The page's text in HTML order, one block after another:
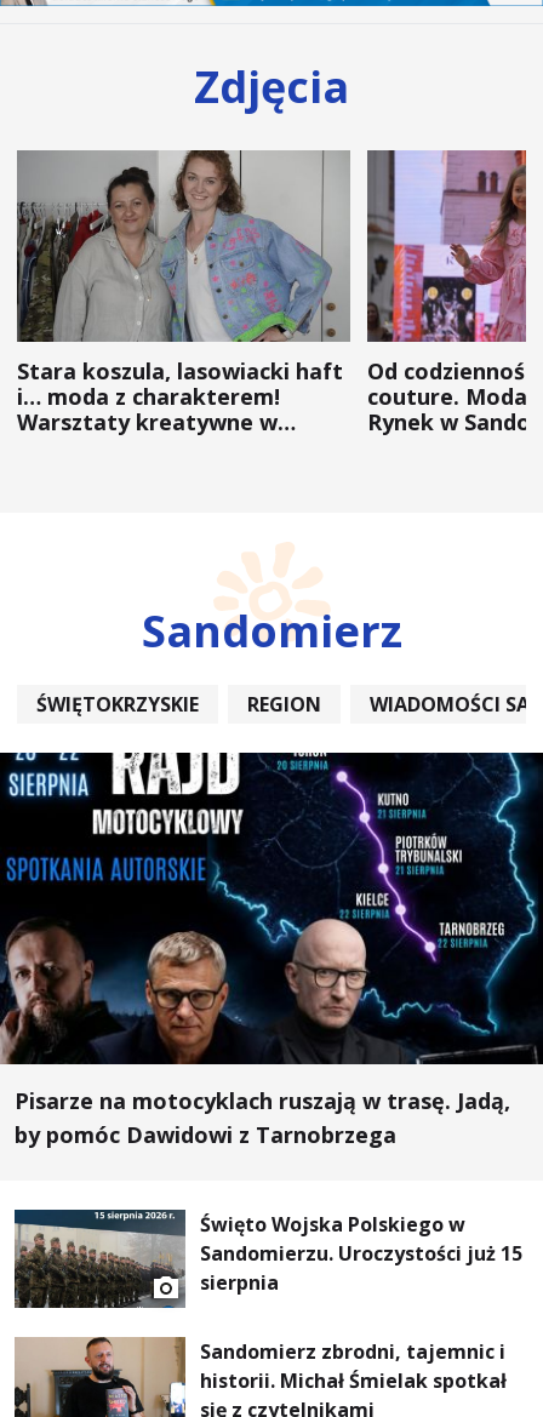
Zdjęcia
Stara koszula, lasowiacki haft
i… moda z charakterem!
Warsztaty kreatywne w
Od
couture. Moda
Rynek w
Sandomierz
ŚWIĘTOKRZYSKIE REGION WIADOMOŚCI
Pisarze na motocyklach ruszają w trasę. Jadą,
by pomóc Dawidowi z Tarnobrzega
Święto Wojska Polskiego w
Sandomierzu. Uroczystości już 15
sierpnia
Sandomierz zbrodni, tajemnic i
historii. Michał Śmielak spotkał
się z czytelnikami